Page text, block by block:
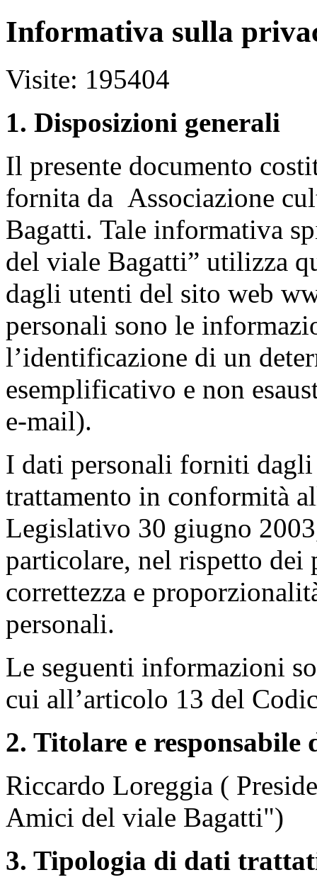
Informativa sulla
Visite: 195404
1. Disposizioni generali
Il presente documento
fornita da Associazione
Bagatti. Tale informativa
del viale Bagatti” utilizza
dagli utenti del sito web
personali sono le
l’identificazione di un
esemplificativo e non
e-mail).
I dati personali forniti
trattamento in conformità
Legislativo 30 giugno
particolare, nel rispetto dei
correttezza e
personali.
Le seguenti informazioni
cui all’articolo 13 del
2. Titolare e responsabile
Riccardo Loreggia (
Amici del viale Bagatti")
3. Tipologia di dati